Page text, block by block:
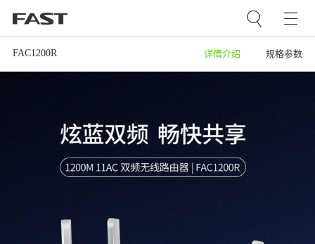
FAC1200R 规格参数
详情介绍